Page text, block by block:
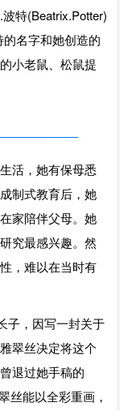
特(Beatrix.Potter)
名字和她创造的
小老鼠、松鼠提
活，她有保母悉
制式教育后，她
家陪伴父母。她
究最感兴趣。然
，难以在当时有
子，因写一封关于
翠丝决定将这个
退过她手稿的
丝能以全彩重画，